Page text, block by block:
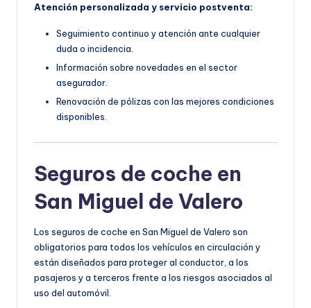
Atención personalizada y servicio postventa:
Seguimiento continuo y atención ante cualquier
duda o incidencia.
Información sobre novedades en el sector
asegurador.
Renovación de pólizas con las mejores condiciones
disponibles.
Seguros de coche en
San Miguel de Valero
Los seguros de coche en San Miguel de Valero son
obligatorios para todos los vehículos en circulación y
están diseñados para proteger al conductor, a los
pasajeros y a terceros frente a los riesgos asociados al
uso del automóvil.